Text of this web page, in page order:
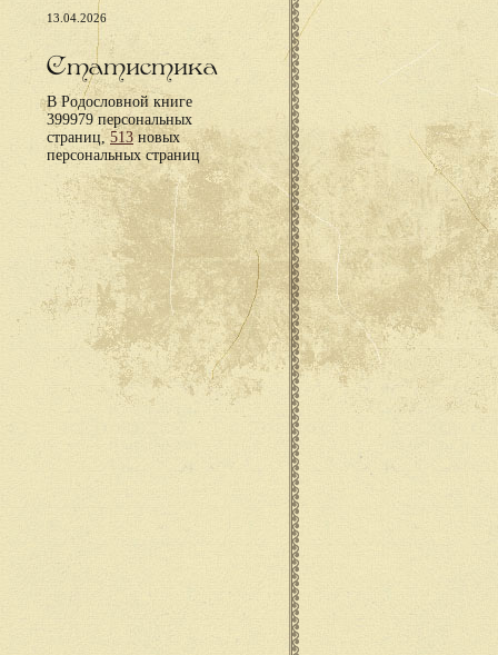
13.04.2026
Статистика
В Родословной книге
399979 персональных
страниц,513новых
персональных страниц